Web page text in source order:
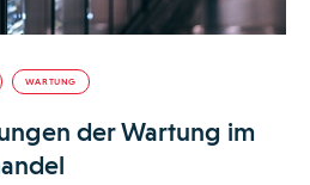
WARTUNG
der Wartung im